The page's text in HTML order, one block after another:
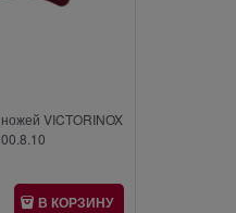
VICTORINOX
В КОРЗИНУ